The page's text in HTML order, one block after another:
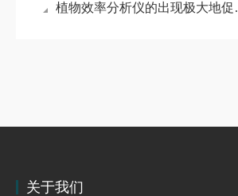
植物效率分析仪的出现极大地促进了植物研究的发展
关于我们